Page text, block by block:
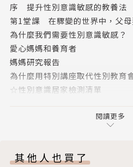
有人可能會說：「光是育兒就
得學習什麼性別意識嗎？」
但以下的情境是否經常讓你困
〈性別意識情境1〉
✦當孩子在球場上看見穿著清
「為什麼這些姊姊要露出肚臍，
〈性別意識情境2〉
〈性別意識情境3〉
序 提升性別意識敏感的教養法
第1堂課 在驟變的世界中，父母
為什麼我們需要性別意識敏感？
愛心媽媽和養育者
媽媽研究報告
為什麼用特別講座取代性別教育
☆性別意識居家檢測清單
「妹妹」、「雞雞」這些詞適當嗎
當你難以啟齒孩子是怎麼出生的
不要再分男生色和女生色！
閱讀更多
其他人也買了